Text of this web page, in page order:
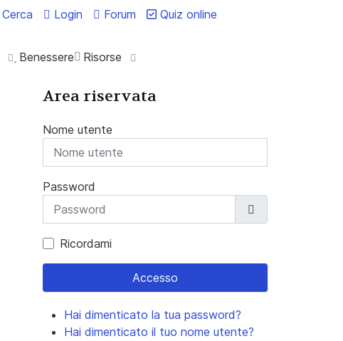
Cerca Login Forum Quiz online
Benessere Risorse
Area riservata
Nome utente
Password
Ricordami
Accesso
Hai dimenticato la tua password?
Hai dimenticato il tuo nome utente?